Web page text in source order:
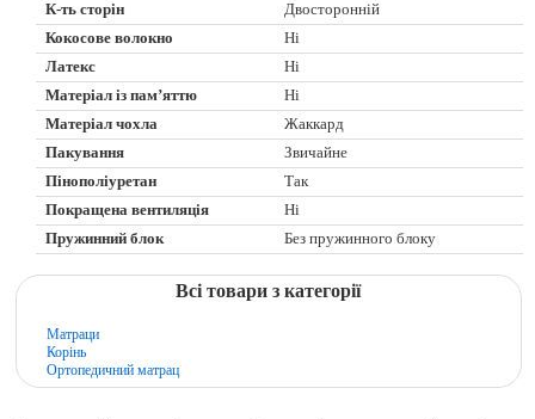
К-ть сторін
Двосторонній
Кокосове волокно
Ні
Латекс
Ні
Матеріал із пам’яттю
Ні
Матеріал чохла
Жаккард
Пакування
Звичайне
Пінополіуретан
Так
Покращена вентиляція
Ні
Пружинний блок
Без пружинного блоку
Всі товари з категорії
Матраци
Корінь
Ортопедичний матрац